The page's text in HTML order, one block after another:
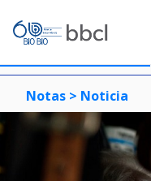
Notas > Noticia